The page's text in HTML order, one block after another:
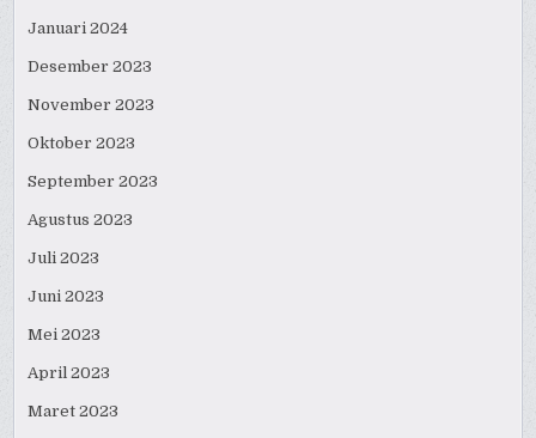
Januari 2024
Desember 2023
November 2023
Oktober 2023
September 2023
Agustus 2023
Juli 2023
Juni 2023
Mei 2023
April 2023
Maret 2023